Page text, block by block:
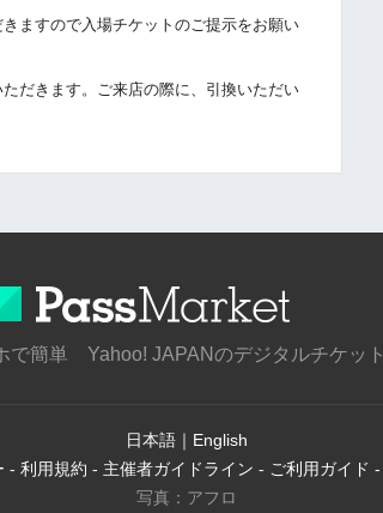
ますので入場チケットのご提示をお願い
だきます。ご来店の際に、引換いただい
で簡単 Yahoo! JAPANのデジタルチケット
日本語 ｜ English
- 利用規約 - 主催者ガイドライン - ご利用ガイド -
写真：アフロ